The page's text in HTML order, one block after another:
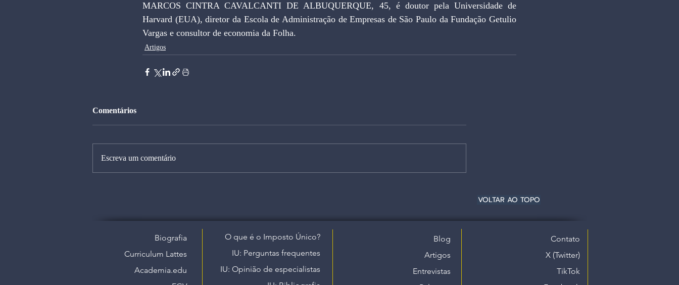
MARCOS CINTRA CAVALCANTI DE ALBUQUERQUE, 45, é doutor pela Universidade de
Harvard (EUA), diretor da Escola de Administração de Empresas de São Paulo da Fundação Getulio
Vargas e consultor de economia da Folha.
Artigos
Comentários
Escreva um comentário
VOLTAR AO TOPO
Biografia
Curriculum Lattes
Academia.edu
O que é o Imposto Único?
IU: Perguntas frequentes
IU: Opinião de especialistas
Blog
Artigos
Entrevistas
Contato
X (Twitter)
TikTok